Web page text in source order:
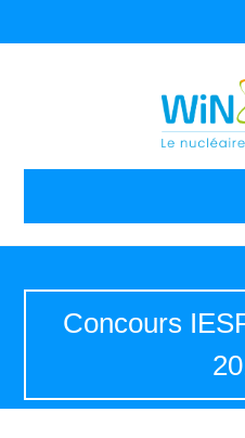
Concours